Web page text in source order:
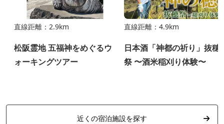
直線距離：2.9km
松阪霊地 五福神をめぐるウ
ォーキングツアー
直線距離：4.9km
日本酒「神都の祈り」抜穂
祭 〜酒米稲刈り体験〜
近くの宿泊施設を探す